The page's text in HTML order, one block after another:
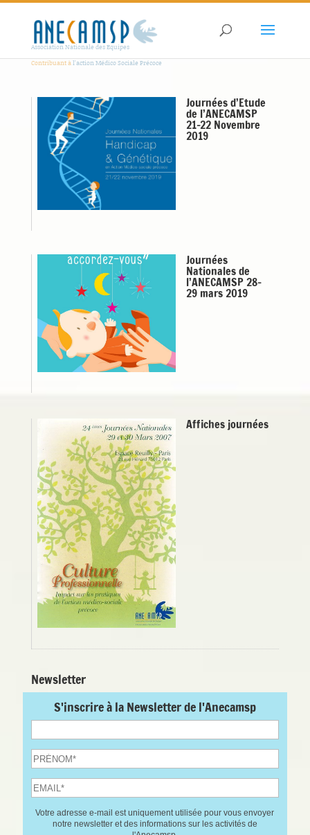
Association Nationale des Equipes
Contribuant àl'action Médico Sociale Précoce
Journées d’Etude
de l’ANECAMSP
21-22 Novembre
2019
Journées
Nationales de
l’ANECAMSP 28-
29 mars 2019
Affiches journées
Newsletter
S'inscrire à la Newsletter de l'Anecamsp
Votre adresse e-mail est uniquement utilisée pour vous envoyer
notre newsletter et des informations sur les activités de